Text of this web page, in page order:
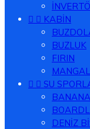
  KABİN
BUZLUK
FIRIN
  SU
BANANA
DENİZ